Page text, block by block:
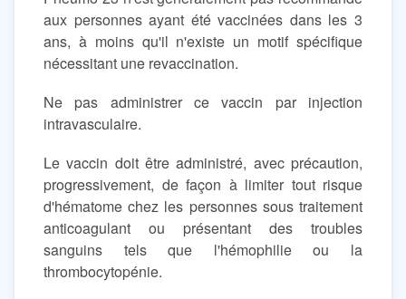
aux personnes ayant été vaccinées dans les 3
ans, à moins qu'il n'existe un motif spécifique
nécessitant une revaccination.
Ne pas administrer ce vaccin par injection
intravasculaire.
Le vaccin doit être administré, avec précaution,
progressivement, de façon à limiter tout risque
d'hématome chez les personnes sous traitement
anticoagulant ou présentant des troubles
sanguins tels que l'hémophilie ou la
thrombocytopénie.